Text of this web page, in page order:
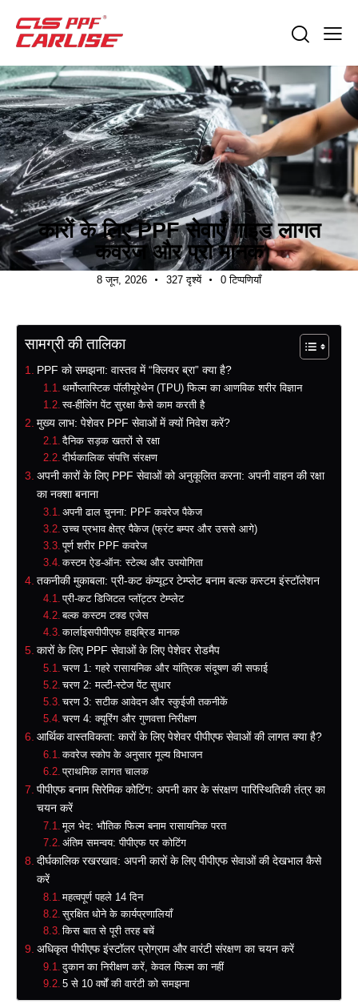
उद्योग समाचार
कारों के लिए PPF सेवाएँ गाइड लागत
कवरेज और प्रो मानक
8 जून, 2026 327 दृश्यें 0 टिप्पणियाँ
सामग्री की तालिका
PPF को समझना: वास्तव में “क्लियर ब्रा” क्या है?
थर्मोप्लास्टिक पॉलीयूरेथेन (TPU) फिल्म का आणविक शरीर विज्ञान
स्व-हीलिंग पेंट सुरक्षा कैसे काम करती है
मुख्य लाभ: पेशेवर PPF सेवाओं में क्यों निवेश करें?
दैनिक सड़क खतरों से रक्षा
दीर्घकालिक संपत्ति संरक्षण
अपनी कारों के लिए PPF सेवाओं को अनुकूलित करना: अपनी वाहन की रक्षा
का नक्शा बनाना
अपनी ढाल चुनना: PPF कवरेज पैकेज
उच्च प्रभाव क्षेत्र पैकेज (फ्रंट बम्पर और उससे आगे)
पूर्ण शरीर PPF कवरेज
कस्टम ऐड-ऑन: स्टेल्थ और उपयोगिता
तकनीकी मुकाबला: प्री-कट कंप्यूटर टेम्प्लेट बनाम बल्क कस्टम इंस्टॉलेशन
प्री-कट डिजिटल प्लॉट्टर टेम्प्लेट
बल्क कस्टम टक्ड एजेस
कार्लाइसपीपीएफ हाइब्रिड मानक
कारों के लिए PPF सेवाओं के लिए पेशेवर रोडमैप
चरण 1: गहरे रासायनिक और यांत्रिक संदूषण की सफाई
चरण 2: मल्टी-स्टेज पेंट सुधार
चरण 3: सटीक आवेदन और स्कुईजी तकनीकें
चरण 4: क्यूरिंग और गुणवत्ता निरीक्षण
आर्थिक वास्तविकता: कारों के लिए पेशेवर पीपीएफ सेवाओं की लागत क्या है?
कवरेज स्कोप के अनुसार मूल्य विभाजन
प्राथमिक लागत चालक
पीपीएफ बनाम सिरेमिक कोटिंग: अपनी कार के संरक्षण पारिस्थितिकी तंत्र का
चयन करें
मूल भेद: भौतिक फिल्म बनाम रासायनिक परत
अंतिम समन्वय: पीपीएफ पर कोटिंग
दीर्घकालिक रखरखाव: अपनी कारों के लिए पीपीएफ सेवाओं की देखभाल कैसे
करें
महत्वपूर्ण पहले 14 दिन
सुरक्षित धोने के कार्यप्रणालियाँ
किस बात से पूरी तरह बचें
अधिकृत पीपीएफ इंस्टॉलर प्रोग्राम और वारंटी संरक्षण का चयन करें
दुकान का निरीक्षण करें, केवल फिल्म का नहीं
5 से 10 वर्षों की वारंटी को समझना